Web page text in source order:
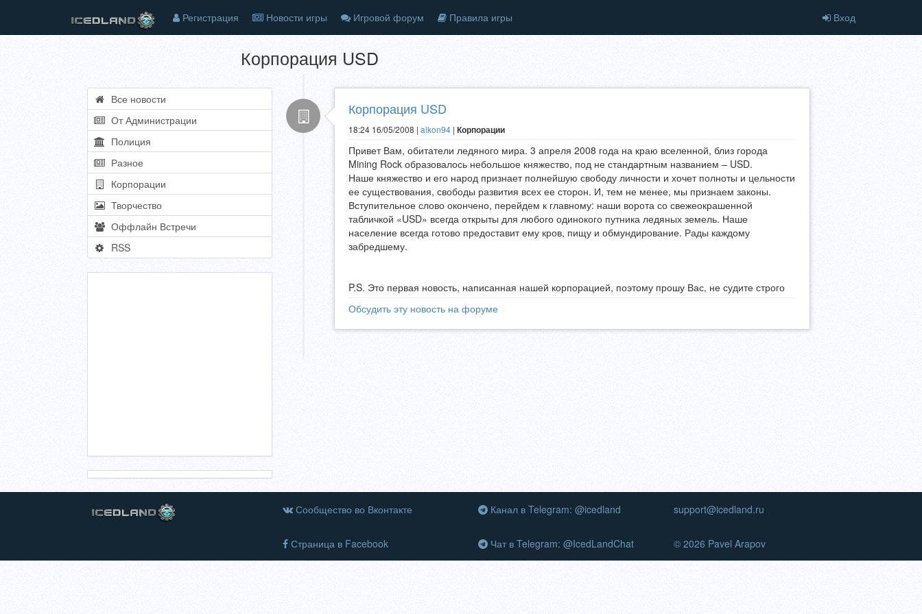
Регистрация Новости игры Игровой форум Правила игры Вход
Корпорация USD
Все новости
От Администрации
Полиция
Разное
Корпорации
Творчество
Оффлайн Встречи
RSS
Корпорация USD
18:24 16/05/2008 | aikon94 | Корпорации
Привет Вам, обитатели ледяного мира. 3 апреля 2008 года на краю вселенной, близ города
Mining Rock образовалось небольшое княжество, под не стандартным названием – USD.
Наше княжество и его народ признает полнейшую свободу личности и хочет полноты и цельности
ее существования, свободы развития всех ее сторон. И, тем не менее, мы признаем законы.
Вступительное слово окончено, перейдем к главному: наши ворота со свежеокрашенной
табличкой «USD» всегда открыты для любого одинокого путника ледяных земель. Наше
население всегда готово предоставит ему кров, пищу и обмундирование. Рады каждому
забредшему.
P.S. Это первая новость, написанная нашей корпорацией, поэтому прошу Вас, не судите строго
Обсудить эту новость на форуме
Сообщество во Вконтакте
Страница в Facebook
Канал в Telegram: @icedland
Чат в Telegram: @IcedLandChat
support@icedland.ru
© 2026 Pavel Arapov